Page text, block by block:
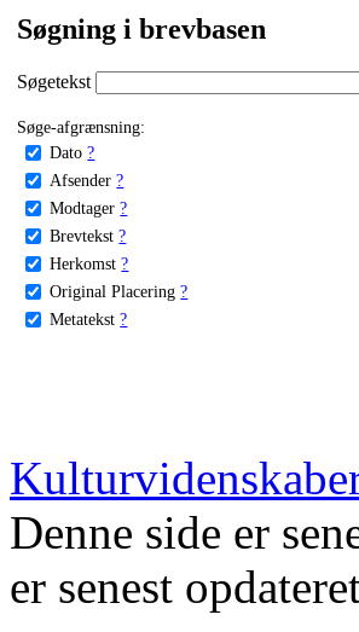
Søgning i brevbasen
Søgetekst
Søge-afgrænsning:
Dato ?
Afsender ?
Modtager ?
Brevtekst ?
Herkomst ?
Original Placering ?
Metatekst ?
Denne side er
er senest